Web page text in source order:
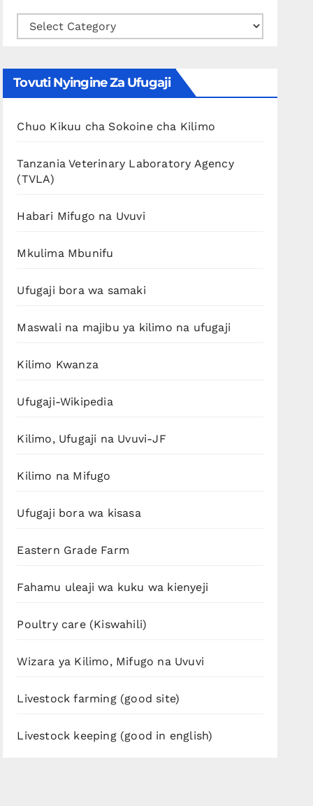
Chagua
Mfugo
Tovuti Nyingine Za Ufugaji
Chuo Kikuu cha Sokoine cha Kilimo
Tanzania Veterinary Laboratory Agency
(TVLA)
Habari Mifugo na Uvuvi
Mkulima Mbunifu
Ufugaji bora wa samaki
Maswali na majibu ya kilimo na ufugaji
Kilimo Kwanza
Ufugaji-Wikipedia
Kilimo, Ufugaji na Uvuvi-JF
Kilimo na Mifugo
Ufugaji bora wa kisasa
Eastern Grade Farm
Fahamu uleaji wa kuku wa kienyeji
Poultry care (Kiswahili)
Wizara ya Kilimo, Mifugo na Uvuvi
Livestock farming (good site)
Livestock keeping (good in english)